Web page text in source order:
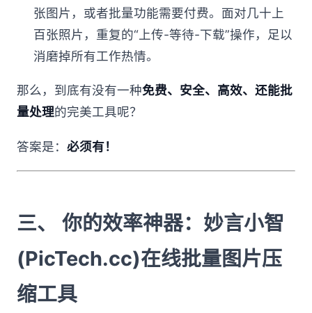
张图片，或者批量功能需要付费。面对几十上
百张照片，重复的“上传-等待-下载”操作，足以
消磨掉所有工作热情。
那么，到底有没有一种免费、安全、高效、还能批
量处理的完美工具呢？
答案是： 必须有！
三、 你的效率神器：妙言小智
(PicTech.cc)在线批量图片压
缩工具